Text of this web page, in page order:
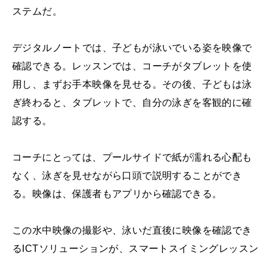
ステムだ。
デジタルノートでは、子どもが泳いでいる姿を映像で
確認できる。レッスンでは、コーチがタブレットを使
用し、まずお手本映像を見せる。その後、子どもは泳
ぎ終わると、タブレットで、自分の泳ぎを客観的に確
認する。
コーチにとっては、プールサイドで紙が濡れる心配も
なく、泳ぎを見せながら口頭で説明することができ
る。映像は、保護者もアプリから確認できる。
この水中映像の撮影や、泳いだ直後に映像を確認でき
るICTソリューションが、スマートスイミングレッスン